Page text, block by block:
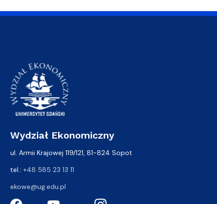
Wydział Ekonomiczny
ul. Armii Krajowej 119/121, 81-824 Sopot
tel.: +48 585 23 13 11
ekowe@ug.edu.pl